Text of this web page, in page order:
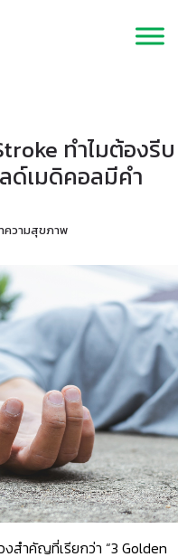
ทำไมต้องรีบ
ด์เมดิคอลมีคำ
ความสุขภาพ
สำคัญที่เรียกว่า “3 Golden